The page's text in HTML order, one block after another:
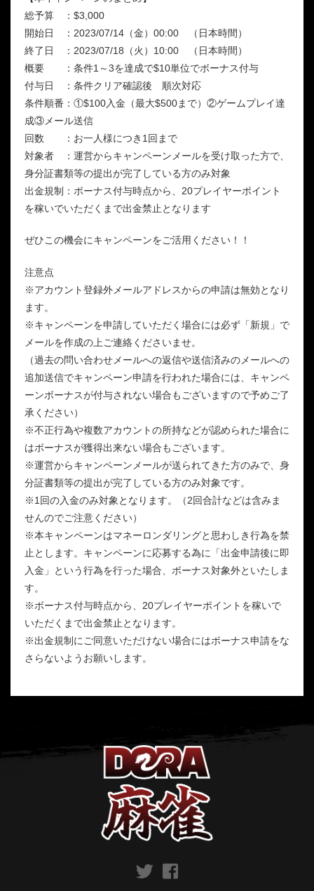
総予算 ：$3,000
開始日 ：2023/07/14（金）00:00 （日本時間）
終了日 ：2023/07/18（火）10:00 （日本時間）
概要 ：条件1～3を達成で$10単位でボーナス付与
付与日 ：条件クリア確認後 順次対応
条件順番：①$100入金（最大$500まで）②ゲームプレイ達
成③メール送信
回数 ：お一人様につき1回まで
対象者 ：運営からキャンペーンメールを受け取った方で、
身分証書類等の提出が完了している方のみ対象
出金規制：ボーナス付与時点から、20プレイヤーポイント
を稼いでいただくまで出金禁止となります
ぜひこの機会にキャンペーンをご活用ください！！
注意点
※アカウント登録外メールアドレスからの申請は無効となり
ます。
※キャンペーンを申請していただく場合には必ず「新規」で
メールを作成の上ご連絡くださいませ。
（過去の問い合わせメールへの返信や送信済みのメールへの
追加送信でキャンペーン申請を行われた場合には、キャンペ
ーンボーナスが付与されない場合もございますので予めご了
承ください）
※不正行為や複数アカウントの所持などが認められた場合に
はボーナスが獲得出来ない場合もございます。
※運営からキャンペーンメールが送られてきた方のみで、身
分証書類等の提出が完了している方のみ対象です。
※1回の入金のみ対象となります。（2回合計などは含みま
せんのでご注意ください）
※本キャンペーンはマネーロンダリングと思わしき行為を禁
止とします。キャンペーンに応募する為に「出金申請後に即
入金」という行為を行った場合、ボーナス対象外といたしま
す。
※ボーナス付与時点から、20プレイヤーポイントを稼いで
いただくまで出金禁止となります。
※出金規制にご同意いただけない場合にはボーナス申請をな
さらないようお願いします。